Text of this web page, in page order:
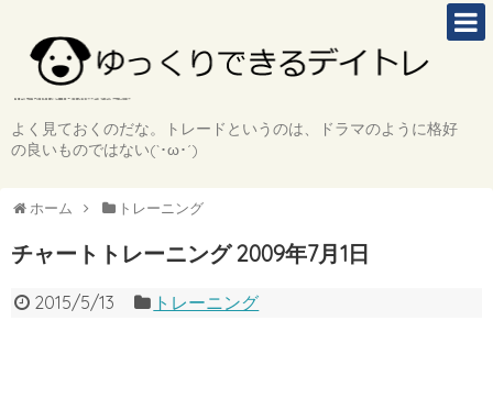
よく見ておくのだな。トレードというのは、ドラマのように格好
の良いものではない(`･ω･´)
ホーム トレーニング
チャートトレーニング 2009年7月1日
2015/5/13 トレーニング